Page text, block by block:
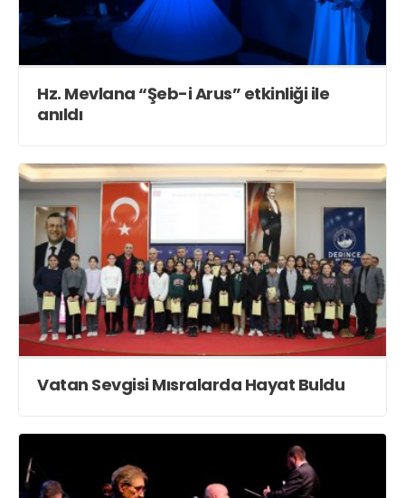
Hz. Mevlana “Şeb-i Arus” etkinliği ile
anıldı
Vatan Sevgisi Mısralarda Hayat Buldu